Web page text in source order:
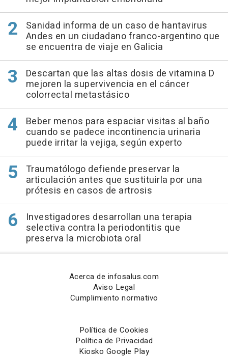
Sanidad informa de un caso de hantavirus
Andes en un ciudadano franco-argentino que
se encuentra de viaje en Galicia
Descartan que las altas dosis de vitamina D
mejoren la supervivencia en el cáncer
colorrectal metastásico
Beber menos para espaciar visitas al baño
cuando se padece incontinencia urinaria
puede irritar la vejiga, según experto
Traumatólogo defiende preservar la
articulación antes que sustituirla por una
prótesis en casos de artrosis
Investigadores desarrollan una terapia
selectiva contra la periodontitis que
preserva la microbiota oral
Acerca de infosalus.com
Aviso Legal
Cumplimiento normativo
Política de Cookies
Política de Privacidad
Kiosko Google Play